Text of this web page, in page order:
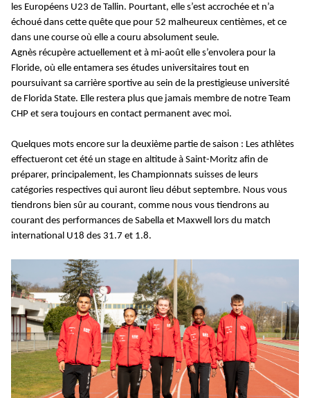
les Européens U23 de Tallin. Pourtant, elle s’est accrochée et n’a
échoué dans cette quête que pour 52 malheureux centièmes, et ce
dans une course où elle a couru absolument seule.
Agnès récupère actuellement et à mi-août elle s’envolera pour la
Floride, où elle entamera ses études universitaires tout en
poursuivant sa carrière sportive au sein de la prestigieuse université
de Florida State. Elle restera plus que jamais membre de notre Team
CHP et sera toujours en contact permanent avec moi.
Quelques mots encore sur la deuxième partie de saison : Les athlètes
effectueront cet été un stage en altitude à Saint-Moritz afin de
préparer, principalement, les Championnats suisses de leurs
catégories respectives qui auront lieu début septembre. Nous vous
tiendrons bien sûr au courant, comme nous vous tiendrons au
courant des performances de Sabella et Maxwell lors du match
international U18 des 31.7 et 1.8.